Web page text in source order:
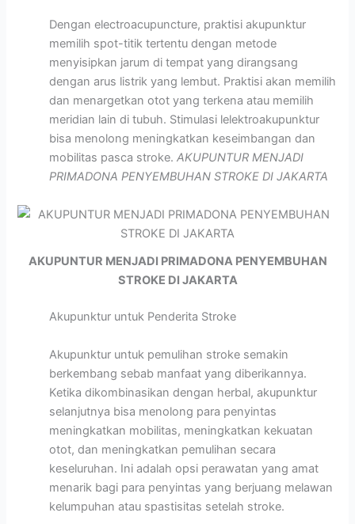
Dengan electroacupuncture, praktisi akupunktur
memilih spot-titik tertentu dengan metode
menyisipkan jarum di tempat yang dirangsang
dengan arus listrik yang lembut. Praktisi akan memilih
dan menargetkan otot yang terkena atau memilih
meridian lain di tubuh. Stimulasi lelektroakupunktur
bisa menolong meningkatkan keseimbangan dan
mobilitas pasca stroke.AKUPUNTUR MENJADI
PRIMADONA PENYEMBUHAN STROKE DI JAKARTA
AKUPUNTUR MENJADI PRIMADONA PENYEMBUHAN
STROKE DI JAKARTA
Akupunktur untuk Penderita Stroke
Akupunktur untuk pemulihan stroke semakin
berkembang sebab manfaat yang diberikannya.
Ketika dikombinasikan dengan herbal, akupunktur
selanjutnya bisa menolong para penyintas
meningkatkan mobilitas, meningkatkan kekuatan
otot, dan meningkatkan pemulihan secara
keseluruhan. Ini adalah opsi perawatan yang amat
menarik bagi para penyintas yang berjuang melawan
kelumpuhan atau spastisitas setelah stroke.